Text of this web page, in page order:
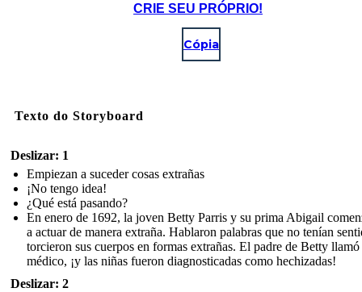
CRIE SEU PRÓPRIO!
Cópia
Texto do Storyboard
Deslizar: 1
Empiezan a suceder cosas extrañas
¡No tengo idea!
¿Qué está pasando?
En enero de 1692, la joven Betty Parris y su prima Abigail
a actuar de manera extraña. Hablaron palabras que no tenían
torcieron sus cuerpos en formas extrañas. El padre de Betty llamó
médico, ¡y las niñas fueron diagnosticadas como hechizadas!
Deslizar: 2